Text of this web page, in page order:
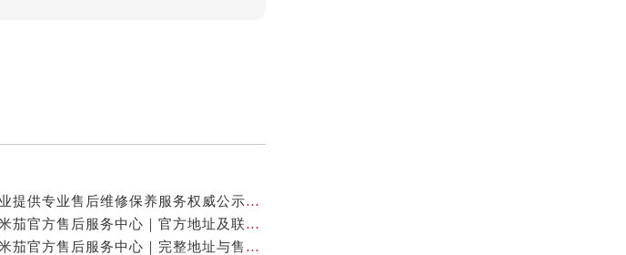
北京欧米茄维修地址业提供专业售后维修保养服务权威公示（2026年7月最新）
亲身到店探访北京欧米茄官方售后服务中心｜官方地址及联系电话（2026年7月最新）
亲身到店探访北京欧米茄官方售后服务中心｜完整地址与售后热线（2026年7月最新）